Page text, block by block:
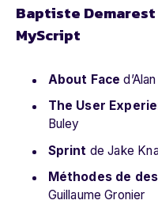
Baptiste Demarest
MyScript
About Face
The User
Buley
Sprint de Jake
Méthodes de
Guillaume Gronier